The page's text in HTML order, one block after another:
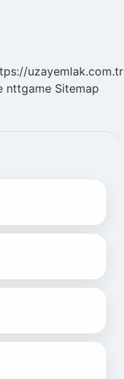
uzayemlak.com.tr
nttgame Sitemap